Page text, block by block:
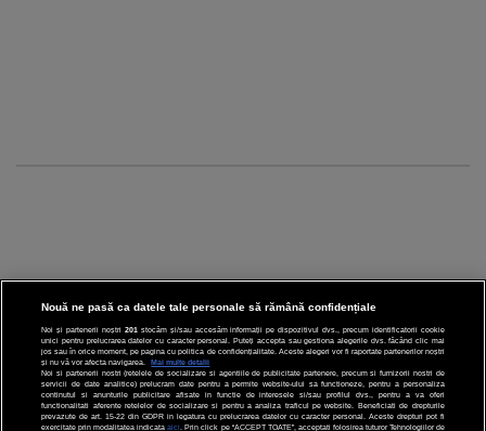
CINEMA
DIVERTISMENT
STIRI
Nouă ne pasă ca datele tale personale să rămână confidențiale
Noi și partenerii noștri 201 stocăm și/sau accesăm informații pe dispozitivul dvs., precum identificatorii cookie
unici pentru prelucrarea datelor cu caracter personal. Puteți accepta sau gestiona alegerile dvs. făcând clic mai
jos sau în orice moment, pe pagina cu politica de confidențialitate. Aceste alegeri vor fi raportate partenerilor noștri
și nu vă vor afecta navigarea.
Mai multe detalii
Noi si partenerii nostri (retelele de socializare si agentiile de publicitate partenere, precum si furnizorii nostri de
servicii de date analitice) prelucram date pentru a permite website-ului sa functioneze, pentru a personaliza
continutul si anunturile publicitare afisate in functie de interesele si/sau profilul dvs., pentru a va oferi
functionalitati aferente retelelor de socializare si pentru a analiza traficul pe website. Beneficiati de drepturile
prevazute de art. 15-22 din GDPR in legatura cu prelucrarea datelor cu caracter personal. Aceste drepturi pot fi
exercitate prin modalitatea indicataaici . Prin click pe “ACCEPT TOATE”, acceptati folosirea tuturor Tehnologiilor de